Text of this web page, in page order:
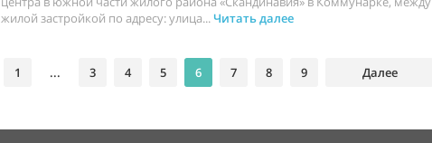
жилой застройкой по адресу: улица...Читать далее
1 ... 3 4 5 6 7 8 9 Далее